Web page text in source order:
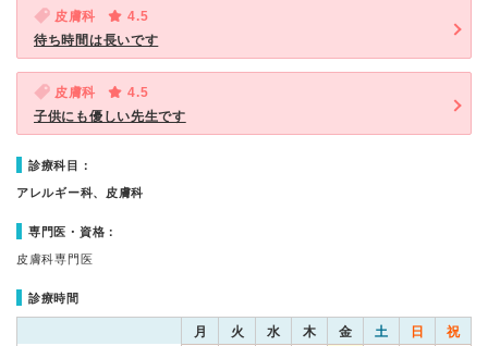
皮膚科
4.5
待ち時間は長いです
皮膚科
4.5
子供にも優しい先生です
診療科目：
アレルギー科、皮膚科
専門医・資格：
皮膚科専門医
診療時間
月 火 水 木 金 土 日 祝